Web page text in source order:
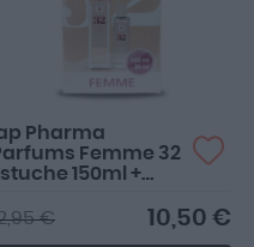
Pharma
Femme 32
150ml +
10,50 €
€